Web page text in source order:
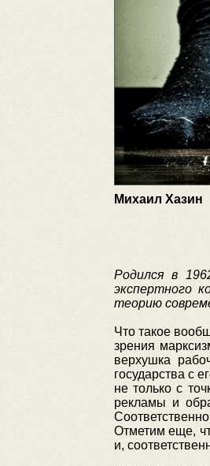
Михаил Хазин
Родился в
экспертного
теорию
Что такое
зрения
верхушка
государства с
не только с
рекламы и
Отметим еще,
и,